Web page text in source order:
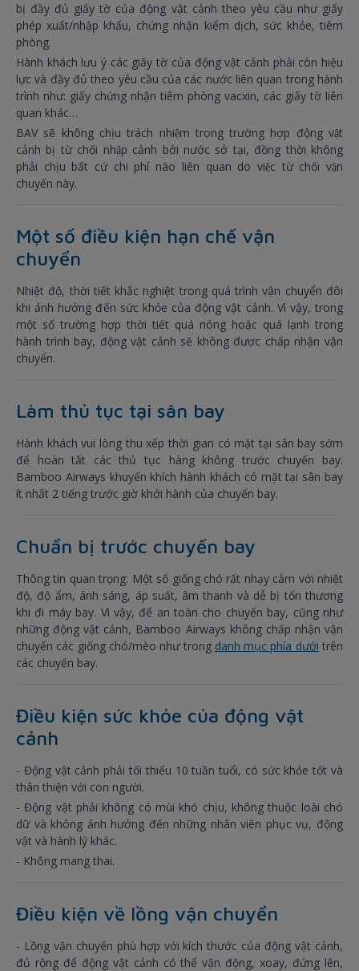
bị đầy đủ giấy tờ của động vật cảnh theo yêu cầu như giấy
phép xuất/nhập khẩu, chứng nhận kiểm dịch, sức khỏe, tiêm
phòng.
Hành khách lưu ý các giấy tờ của động vật cảnh phải còn hiệu
lực và đầy đủ theo yêu cầu của các nước liên quan trong hành
trình như: giấy chứng nhận tiêm phòng vacxin, các giấy tờ liên
quan khác…
BAV sẽ không chịu trách nhiệm trong trường hợp động vật
cảnh bị từ chối nhập cảnh bởi nước sở tại, đồng thời không
phải chịu bất cứ chi phí nào liên quan do việc từ chối vận
chuyển này.
Một số điều kiện hạn chế vận
chuyển
Nhiệt độ, thời tiết khắc nghiệt trong quá trình vận chuyển đôi
khi ảnh hưởng đến sức khỏe của động vật cảnh. Vì vậy, trong
một số trường hợp thời tiết quá nóng hoặc quá lạnh trong
hành trình bay, động vật cảnh sẽ không được chấp nhận vận
chuyển.
Làm thủ tục tại sân bay
Hành khách vui lòng thu xếp thời gian có mặt tại sân bay sớm
để hoàn tất các thủ tục hàng không trước chuyến bay.
Bamboo Airways khuyến khích hành khách có mặt tại sân bay
ít nhất 2 tiếng trước giờ khởi hành của chuyến bay.
Chuẩn bị trước chuyến bay
Thông tin quan trọng: Một số giống chó rất nhạy cảm với nhiệt
độ, độ ẩm, ánh sáng, áp suất, âm thanh và dễ bị tổn thương
khi đi máy bay. Vì vậy, để an toàn cho chuyến bay, cũng như
những động vật cảnh, Bamboo Airways không chấp nhận vận
chuyển các giống chó/mèo như trong danh mục phía dưới trên
các chuyến bay.
Điều kiện sức khỏe của động vật
cảnh
- Động vật cảnh phải tối thiểu 10 tuần tuổi, có sức khỏe tốt và
thân thiện với con người.
- Động vật phải không có mùi khó chịu, không thuộc loài chó
dữ và không ảnh hưởng đến những nhân viên phục vụ, động
vật và hành lý khác.
- Không mang thai.
Điều kiện về lồng vận chuyển
- Lồng vận chuyển phù hợp với kích thước của động vật cảnh,
đủ rộng để động vật cảnh có thể vận động, xoay, đứng lên,